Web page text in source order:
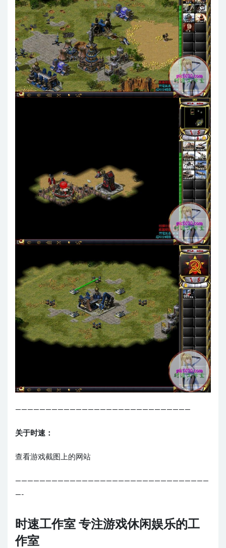
—————————————————————————————
关于时速：
查看游戏截图上的网站
————————————————————————————————
—-
时速工作室 专注游戏休闲娱乐的工
作室